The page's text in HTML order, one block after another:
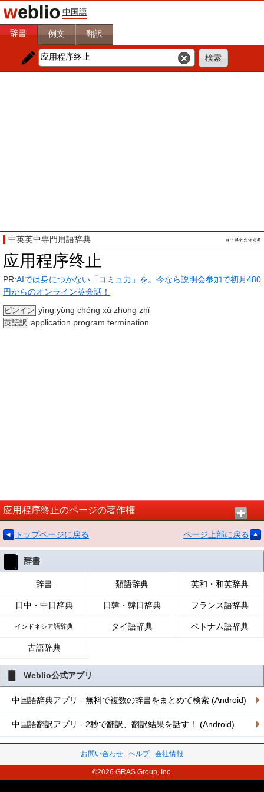
中国語
辞書 例文 翻訳
中英英中専門用語辞典
应用程序终止
PR:AIでは身につかない「コミュ力」を。今なら説明会参加で初月480
円からのオンライン英会話！
ピンイン yìng yòng chéng xù zhōng zhǐ
英語訳 application program termination
应用程序终止のページの著作権
トップページに戻る ページ上部に戻る
辞書
辞書 類語辞典 英和・和英辞典
日中・中日辞典 日韓・韓日辞典 フランス語辞典
インドネシア語辞典 タイ語辞典 ベトナム語辞典
古語辞典
Weblio公式アプリ
中国語辞典アプリ - 無料で複数の辞書をまとめて検索 (Android)
中国語翻訳アプリ - 2秒で翻訳、翻訳結果を話す！ (Android)
お問い合わせ ヘルプ 会社情報
©2026 GRAS Group, Inc.